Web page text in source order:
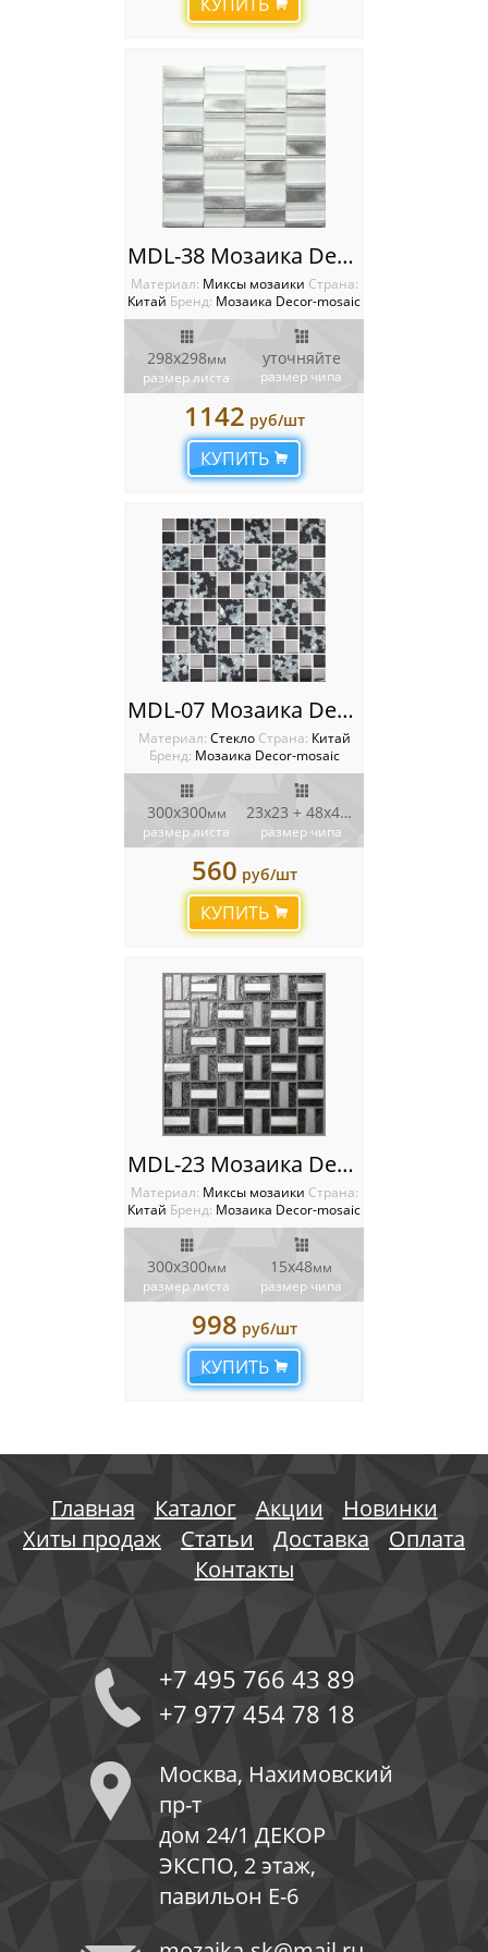
MDL-38 Мозаика Decor-Mosaic
Материал: Миксы мозаики Cтрана:
Китай Бренд: Мозаика Decor-mosaic
298х298мм
размер листа
уточняйте
размер чипа
1142 руб/шт
КУПИТЬ
MDL-07 Мозаика Decor-Mosaic
Материал: Стекло Cтрана: Китай
Бренд: Мозаика Decor-mosaic
300х300мм
размер листа
23х23 + 48х48мм
размер чипа
560 руб/шт
КУПИТЬ
MDL-23 Мозаика Decor-Mosaic
Материал: Миксы мозаики Cтрана:
Китай Бренд: Мозаика Decor-mosaic
300х300мм
размер листа
15х48мм
размер чипа
998 руб/шт
КУПИТЬ
Главная Каталог Акции
Новинки
Хиты продаж
Статьи Доставка
Оплата
Контакты
+7 495 766 43 89
+7 977 454 78 18
Москва, Нахимовский
пр-т
дом 24/1 ДЕКОР
ЭКСПО, 2 этаж,
павильон Е-6